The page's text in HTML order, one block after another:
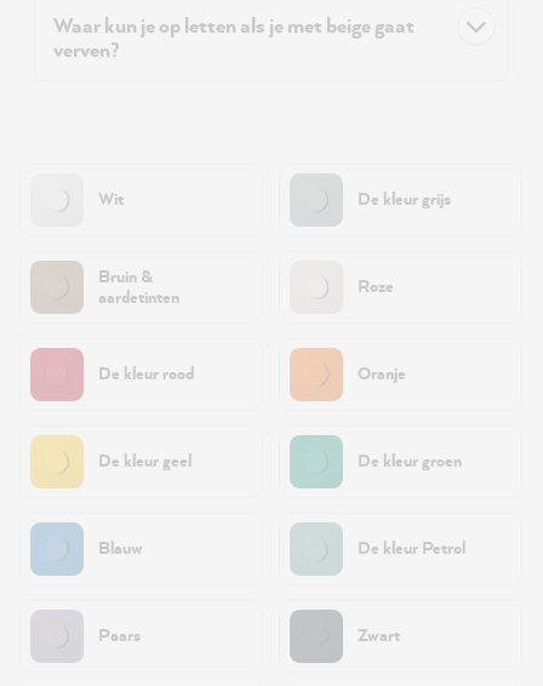
Waar kun je op letten als je met beige gaat
verven?
Wit De kleur grijs
Bruin &
aardetinten
Roze
De kleur rood Oranje
De kleur geel De kleur groen
Blauw De kleur Petrol
Paars Zwart